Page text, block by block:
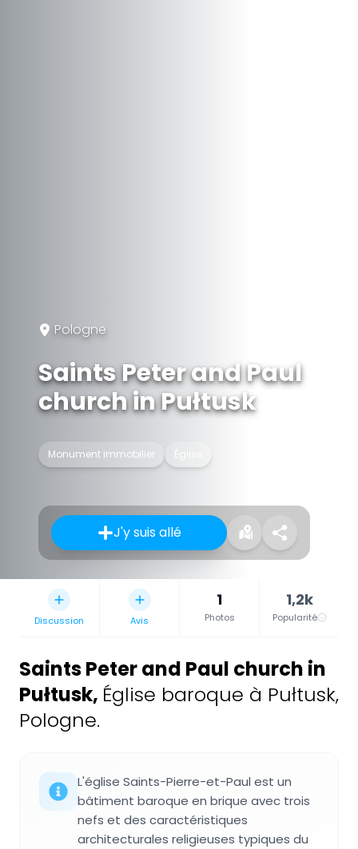
Pologne
Saints Peter and Paul
church in Pułtusk
Monument immobilier Église
J'y suis allé
Discussion Avis
1
Photos
1,2k
Popularité
Saints Peter and Paul church in
Pułtusk, Église baroque à Pułtusk,
Pologne.
L'église Saints-Pierre-et-Paul est un
bâtiment baroque en brique avec trois
nefs et des caractéristiques
architecturales religieuses typiques du